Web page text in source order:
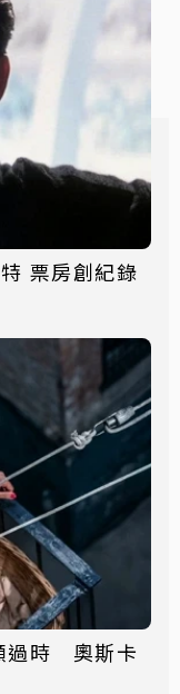
票房創紀錄
過時 奧斯卡